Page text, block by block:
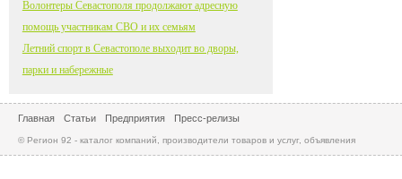
Волонтеры Севастополя продолжают адресную
помощь участникам СВО и их семьям
Летний спорт в Севастополе выходит во дворы,
парки и набережные
Главная Статьи Предприятия Пресс-релизы
© Регион 92 - каталог компаний, производители товаров и услуг, объявления